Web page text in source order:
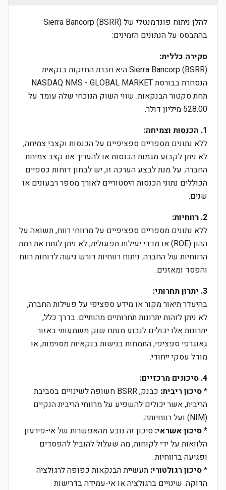
להלן ניתוח פונדמנטלי של Sierra Bancorp (BSRR)
בהתבסס על הנתונים הזמינים:
סקירה כללית:
Sierra Bancorp (BSRR) היא חברת החזקות בנקאית
הנסחרת בבורסת NASDAQ NMS - GLOBAL MARKET
תחת סקטור הבנקאות. שווי השוק הנוכחי שלה עומד על
528.00 מיליון דולר.
1. הכנסות וצמיחה:
ללא נתונים מספריים ספציפיים על הכנסות וקצבי צמיחה,
לא ניתן לקבוע מגמות הכנסות או להעריך את קצב צמיחת
החברה. על מנת לבצע הערכה זו, יש לבחון דוחות כספיים
הכוללים נתוני הכנסות היסטוריים לאורך מספר רבעונים או
שנים.
2. רווחיות:
ללא נתונים מספריים ספציפיים על מרווחי רווח, תשואה על
ההון (ROE) או מדדי יעילות תפעולית, לא ניתן לנתח את רמת
הרווחיות של החברה. ניתוח רווחיות דורש גישה לדוחות רווח
והפסד ומאזנים.
3. יתרון תחרותי:
בהיעדר תיאור מקור או מידע ספציפי על פעילות החברה,
לא ניתן לזהות יתרונות תחרותיים מהותיים. בדרך כלל,
יתרונות אלו יכולים לנבוע מנתח שוק משמעותי באזור
גאוגרפי ספציפי, התמחות בנישות בנקאיות מסוימות, או
מודל עסקי ייחודי.
4. סיכונים מרכזיים:
*סיכון ריבית:
כבנק, BSRR חשופה לשינויים בסביבת
הריבית, אשר יכולים להשפיע על מרווחי הריבית הנקיים
(NIM) ועל רווחיותה.
*סיכון אשראי: סיכון זה נובע מהאפשרות של אי-פירעון
הלוואות על ידי לקוחות, מה שעלול להוביל להפסדים
ופגיעה ברווחיות.
*סיכון רגולטורי: תעשיית הבנקאות כפופה לרגולציה
הדוקה. שינויים ברגולציה או אי-עמידה בדרישות